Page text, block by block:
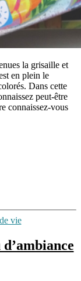
la grisaille et
en plein le
Dans cette
peut-être
connaissez-vous
vie